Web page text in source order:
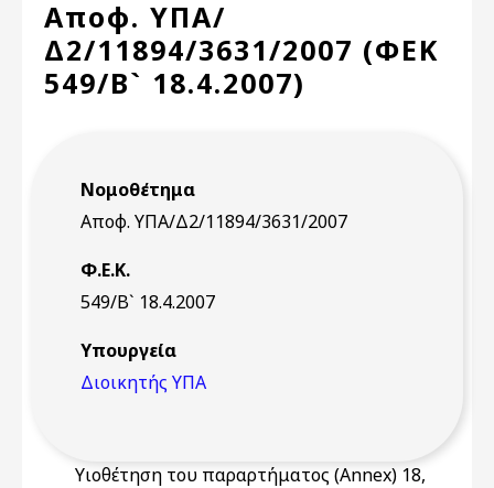
Αποφ. ΥΠΑ/
Δ2/11894/3631/2007 (ΦΕΚ
549/Β` 18.4.2007)
Νομοθέτημα
Αποφ. ΥΠΑ/Δ2/11894/3631/2007
Φ.Ε.Κ.
549/Β` 18.4.2007
Υπουργεία
Διοικητής ΥΠΑ
Υιοθέτηση του παραρτήματος (Annex) 18,